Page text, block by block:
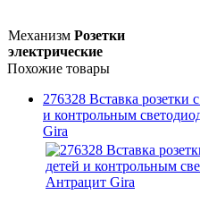
Механизм Розетки
электрические
Похожие товары
276328 Вставка розетки
и контрольным
Gira